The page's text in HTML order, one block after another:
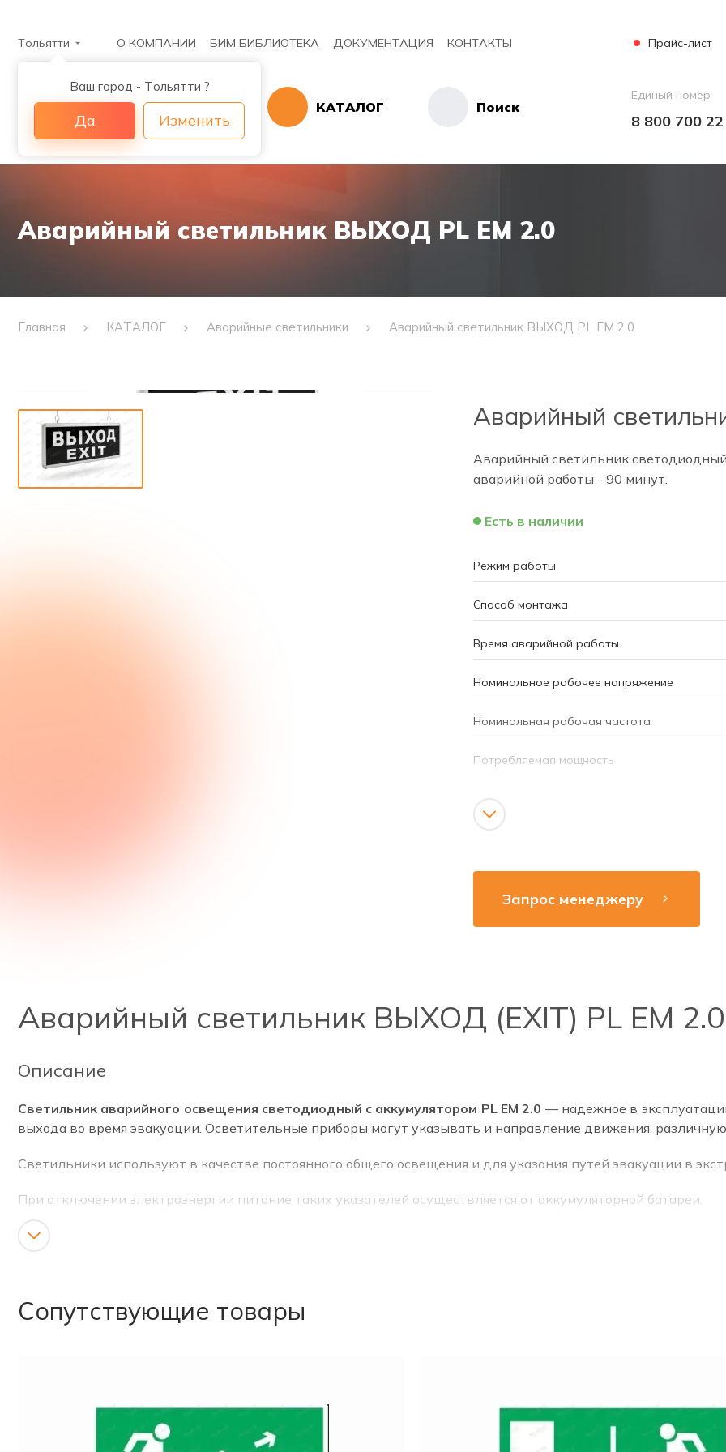
Тольятти
Ваш город - Тольятти ?
Да Изменить
О КОМПАНИИ БИМ БИБЛИОТЕКА ДОКУМЕНТАЦИЯ КОНТАКТЫ Прайс-лист
КАТАЛОГ Поиск
Единый номер
8 800 700
Аварийный светильник ВЫХОД PL EM 2.0
Главная КАТАЛОГ Аварийные светильники Аварийный светильник ВЫХОД PL EM 2.0
Аварийный
Аварийный светильник
аварийной работы - 90 минут.
Есть в наличии
Режим работы
Способ монтажа
Время аварийной работы
Номинальное рабочее напряжение
Номинальная рабочая частота
Потребляемая мощность
Источник света
Ёмкость
Запрос менеджеру
Аварийный светильник ВЫХОД (EXIT) PL EM
Описание
Светильник аварийного освещения светодиодный с аккумулятором PL EM 2.0 — надежное в
выхода во время эвакуации. Осветительные приборы могут указывать и направление движения,
Светильники используют в качестве постоянного общего освещения и для указания путей эвакуации в
При отключении электроэнергии питание таких указателей осуществляется от аккумуляторной батареи.
Сфера применения
учреждениях, на предприятиях, в торговых помещениях.
Оборудование монтируется на стену и на потолок.
Сопутствующие товары